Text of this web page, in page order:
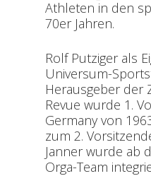
Athleten in den
70er Jahren.
Rolf Putziger als
Universum-
Herausgeber der
Revue wurde 1.
Germany von
zum 2.
Janner wurde ab
Orga-Team